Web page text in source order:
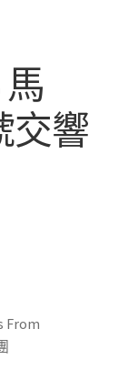
馬
交響
From